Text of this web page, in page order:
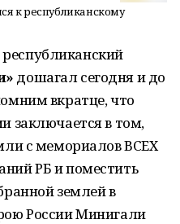
к республиканскому
дошагал сегодня и до
вкратце, что
заключается в том,
с мемориалов ВСЕХ
РБ и поместить
землей в
России Минигали